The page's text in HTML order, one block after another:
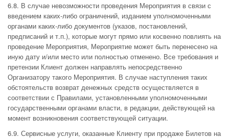
6.8. В случае невозможности проведения Мероприятия в связи с
введением каких-либо ограничений, изданием уполномоченными
органами каких-либо документов (указов, постановлений,
предписаний и т.п.), которые могут прямо или косвенно повлиять на
проведение Мероприятия, Мероприятие может быть перенесено на
иную дату и/или место или полностью отменено. Все требования и
претензии Клиент должен направлять непосредственно
Организатору такого Мероприятия. В случае наступления таких
обстоятельств возврат денежных средств осуществляется в
соответствии с Правилами, установленными уполномоченными
государственными органами власти, в редакции, действующей на
момент возникновения соответствующей ситуации.
6.9. Сервисные услуги, оказанные Клиенту при продаже Билетов на